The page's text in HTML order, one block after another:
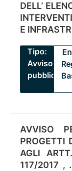
DELL’
E
Tipo:
Avviso
pubblico
AVVISO
PROGETTI
AGLI
117/2017 ,